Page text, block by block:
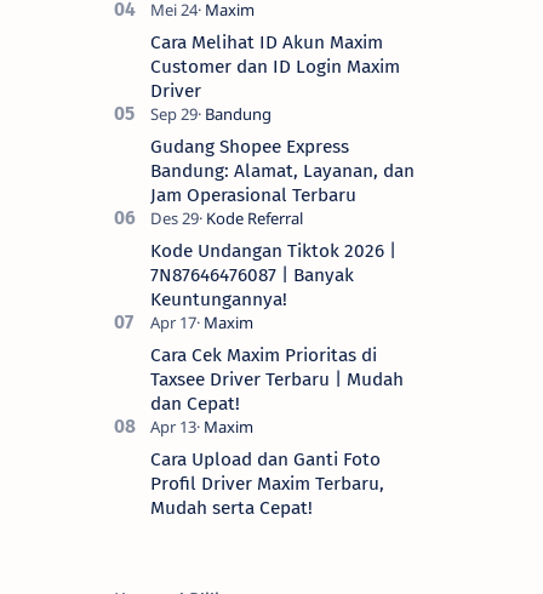
Cara Melihat ID Akun Maxim
Customer dan ID Login Maxim
Driver
Gudang Shopee Express
Bandung: Alamat, Layanan, dan
Jam Operasional Terbaru
Kode Undangan Tiktok 2026 |
7N87646476087 | Banyak
Keuntungannya!
Cara Cek Maxim Prioritas di
Taxsee Driver Terbaru | Mudah
dan Cepat!
Cara Upload dan Ganti Foto
Profil Driver Maxim Terbaru,
Mudah serta Cepat!